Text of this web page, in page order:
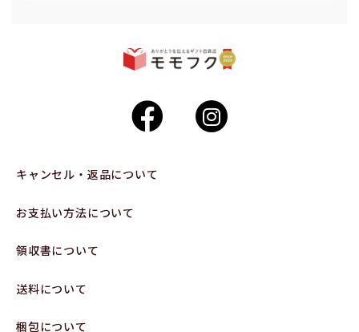
キャンセル・返品について
お支払い方法について
領収書について
送料について
梱包について